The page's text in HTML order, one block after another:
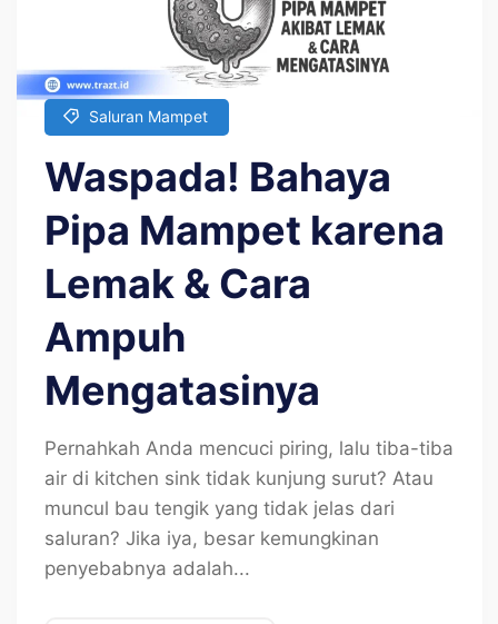
Saluran Mampet
Waspada! Bahaya
Pipa Mampet karena
Lemak & Cara
Ampuh
Mengatasinya
Pernahkah Anda mencuci piring, lalu tiba-tiba
air di kitchen sink tidak kunjung surut? Atau
muncul bau tengik yang tidak jelas dari
saluran? Jika iya, besar kemungkinan
penyebabnya adalah...